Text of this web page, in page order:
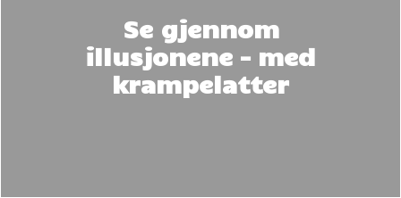
Se gjennom
illusjonene – med
krampelatter